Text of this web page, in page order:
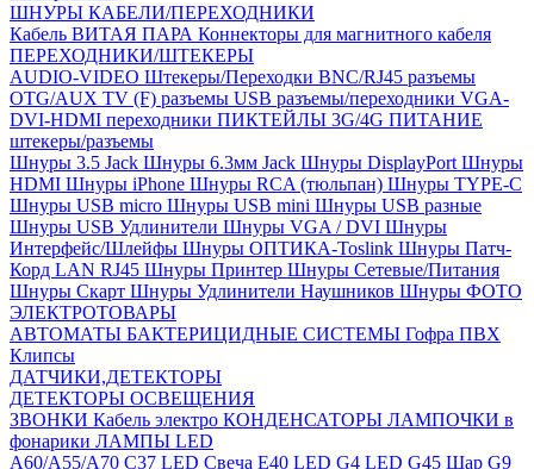
ШНУРЫ КАБЕЛИ/ПЕРЕХОДНИКИ
Кабель ВИТАЯ ПАРА Коннекторы для магнитного кабеля
ПЕРЕХОДНИКИ/ШТЕКЕРЫ
AUDIO-VIDEO Штекеры/Переходки BNC/RJ45 разъемы
OTG/AUX TV (F) разъемы USB разъемы/переходники VGA-
DVI-HDMI переходники ПИКТЕЙЛЫ 3G/4G ПИТАНИЕ
штекеры/разъемы
Шнуры 3.5 Jack Шнуры 6.3мм Jack Шнуры DisplayPort Шнуры
HDMI Шнуры iPhone Шнуры RCA (тюльпан) Шнуры TYPE-C
Шнуры USB micro Шнуры USB mini Шнуры USB разные
Шнуры USB Удлинители Шнуры VGA / DVI Шнуры
Интерфейс/Шлейфы Шнуры ОПТИКА-Toslink Шнуры Патч-
Корд LAN RJ45 Шнуры Принтер Шнуры Сетевые/Питания
Шнуры Скарт Шнуры Удлинители Наушников Шнуры ФОТО
ЭЛЕКТРОТОВАРЫ
АВТОМАТЫ БАКТЕРИЦИДНЫЕ СИСТЕМЫ Гофра ПВХ
Клипсы
ДАТЧИКИ,ДЕТЕКТОРЫ
ДЕТЕКТОРЫ ОСВЕЩЕНИЯ
ЗВОНКИ Кабель электро КОНДЕНСАТОРЫ ЛАМПОЧКИ в
фонарики ЛАМПЫ LED
A60/A55/A70 C37 LED Свеча E40 LED G4 LED G45 Шар G9